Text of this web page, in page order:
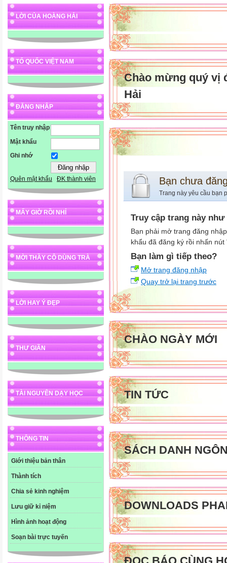
LỜI CỦA HOÀNG HẢI
TỔ QUỐC VIỆT NAM
ĐĂNG NHẬP
Tên truy nhập
Mật khẩu
Ghi nhớ
Quên mật khẩu ĐK thành viên
MẤY GIỜ RỒI NHỈ
MỜI THẦY CÔ DÙNG TRÀ
LỜI HAY Ý ĐẸP
THƯ GIÃN
TÀI NGUYÊN DẠY HỌC
THÔNG TIN
Giới thiệu bản thân
Thành tích
Chia sẻ kinh nghiệm
Lưu giữ kỉ niệm
Hình ảnh hoạt động
Soạn bài trực tuyến
Chào mừng quý vị
Hải
Bạn chưa
Trang này yêu cầu bạn
Truy cập trang này như
Bạn phải mở trang đăng
khẩu đã đăng ký rồi nhấn
Bạn làm gì tiếp theo?
Mở trang đăng nhập
Quay trở lại trang trước
CHÀO NGÀY MỚI
TIN TỨC
SÁCH DANH
DOWNLOADS